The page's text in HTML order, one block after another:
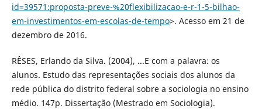
id=39571:proposta-preve-%20flexibilizacao-e-r-1-5-bilhao-
em-investimentos-em-escolas-de-tempo>. Acesso em 21 de
dezembro de 2016.
RÊSES, Erlando da Silva. (2004), ...E com a palavra: os
alunos. Estudo das representações sociais dos alunos da
rede pública do distrito federal sobre a sociologia no ensino
médio. 147p. Dissertação (Mestrado em Sociologia).